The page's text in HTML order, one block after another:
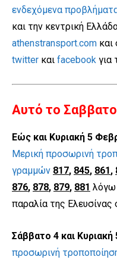
ενδεχόμενα
και την κεντρική
athenstransport.com και
twitter και facebook για
Αυτό το
Εώς και Κυριακή 5
Μερική προσωρινή
γραμμών 817, 845, 861 ,
876, 878, 879, 881 λόγω
παραλία της Ελευσίνας
Σάββατο 4 και
προσωρινή